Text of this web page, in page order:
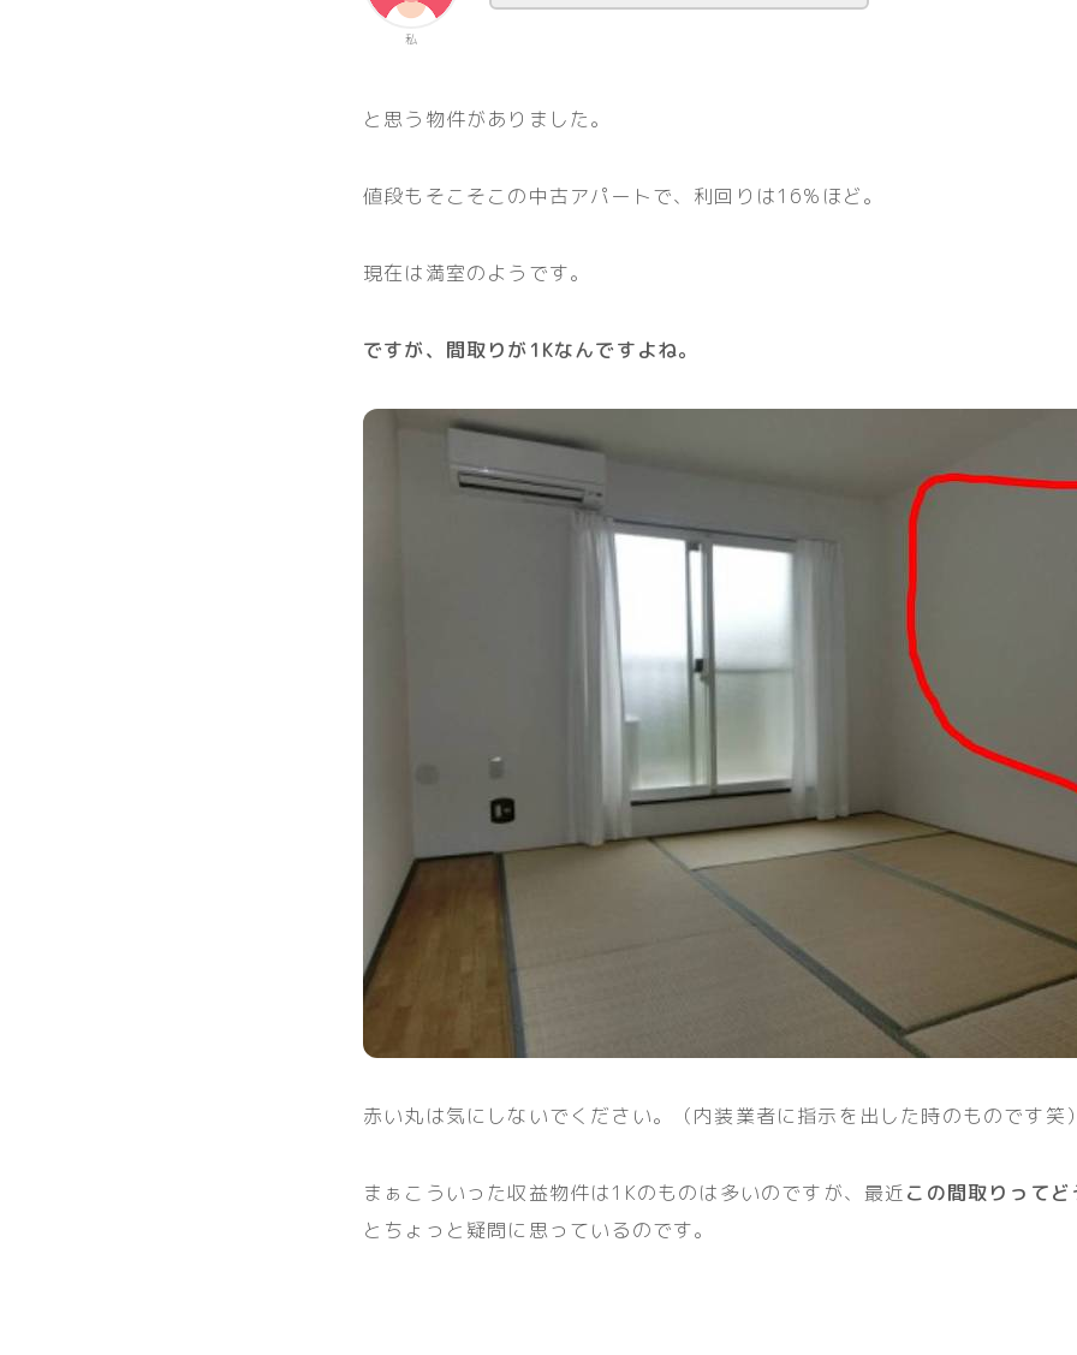
私
と思う物件がありました。
値段もそこそこの中古アパートで、利回りは16%ほど。
現在は満室のようです。
ですが、間取りが1Kなんですよね。
赤い丸は気にしないでください。（内装業者に指示を出した時のものです笑）
まぁこういった収益物件は1Kのものは多いのですが、最近この間取りって
とちょっと疑問に思っているのです。